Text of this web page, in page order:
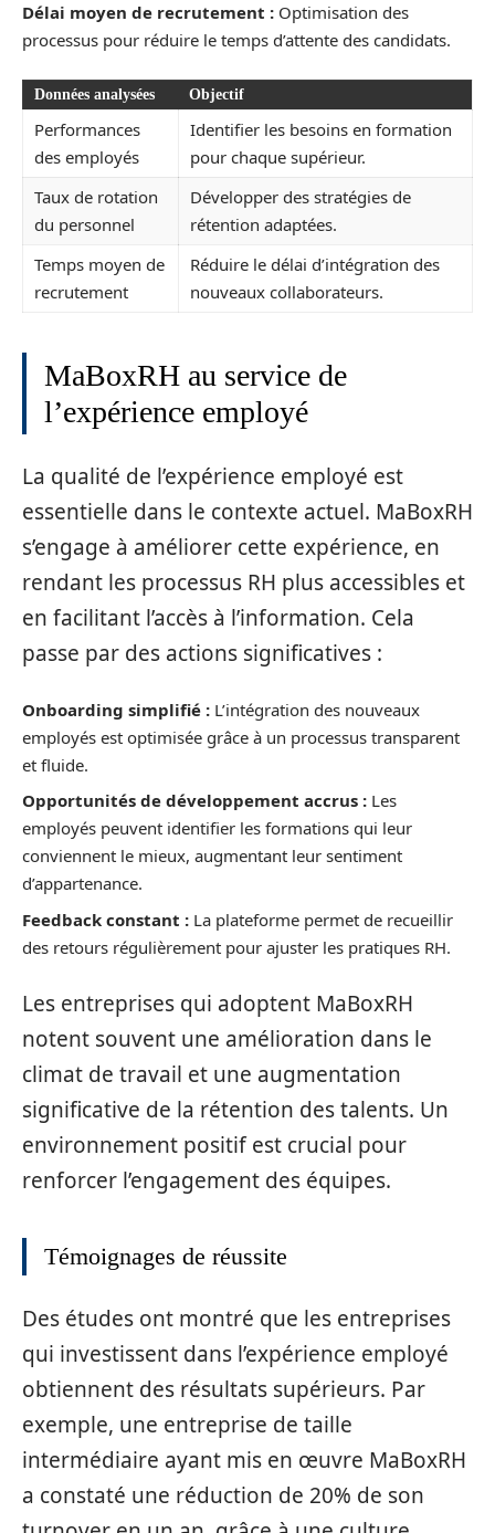
Délai moyen de recrutement : Optimisation des
processus pour réduire le temps d’attente des candidats.
Données analysées Objectif
Performances
des employés
Identifier les besoins en formation
pour chaque supérieur.
Taux de rotation
du personnel
Développer des stratégies de
rétention adaptées.
Temps moyen de
recrutement
Réduire le délai d’intégration des
nouveaux collaborateurs.
MaBoxRH au service de
l’expérience employé
La qualité de l’expérience employé est
essentielle dans le contexte actuel. MaBoxRH
s’engage à améliorer cette expérience, en
rendant les processus RH plus accessibles et
en facilitant l’accès à l’information. Cela
passe par des actions significatives :
Onboarding simplifié : L’intégration des nouveaux
employés est optimisée grâce à un processus transparent
et fluide.
Opportunités de développement accrus : Les
employés peuvent identifier les formations qui leur
conviennent le mieux, augmentant leur sentiment
d’appartenance.
Feedback constant : La plateforme permet de recueillir
des retours régulièrement pour ajuster les pratiques RH.
Les entreprises qui adoptent MaBoxRH
notent souvent une amélioration dans le
climat de travail et une augmentation
significative de la rétention des talents. Un
environnement positif est crucial pour
renforcer l’engagement des équipes.
Témoignages de réussite
Des études ont montré que les entreprises
qui investissent dans l’expérience employé
obtiennent des résultats supérieurs. Par
exemple, une entreprise de taille
intermédiaire ayant mis en œuvre MaBoxRH
a constaté une réduction de 20% de son